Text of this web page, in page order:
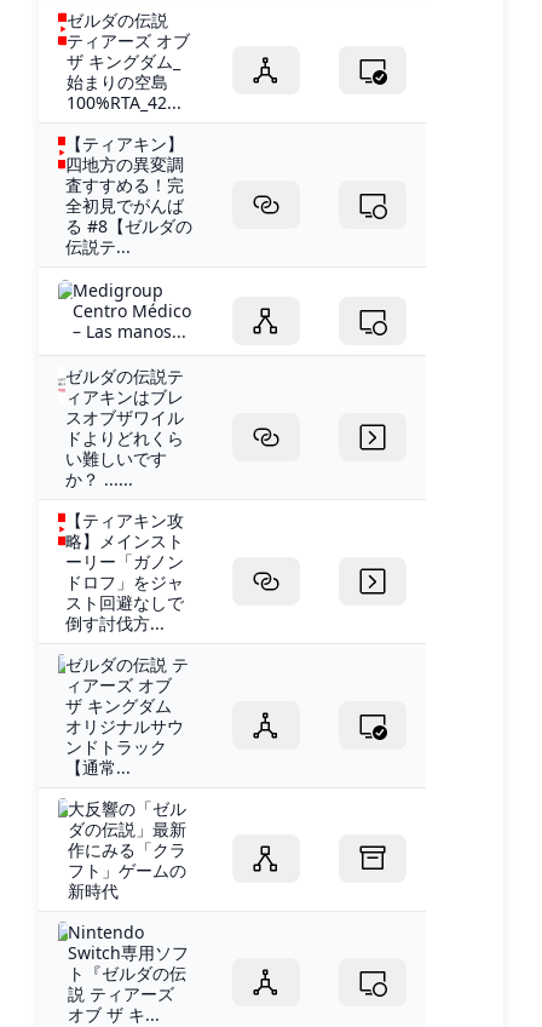
ゼルダの伝説
ティアーズ オブ
ザ キングダム_
始まりの空島
100%RTA_42...
【ティアキン】
四地方の異変調
査すすめる！完
全初見でがんば
る #8【ゼルダの
伝説テ...
Medigroup
Centro Médico
– Las manos...
ゼルダの伝説テ
ィアキンはブレ
スオブザワイル
ドよりどれくら
い難しいです
か？ ......
【ティアキン攻
略】メインスト
ーリー「ガノン
ドロフ」をジャ
スト回避なしで
倒す討伐方...
ゼルダの伝説 テ
ィアーズ オブ
ザ キングダム
オリジナルサウ
ンドトラック
【通常...
大反響の「ゼル
ダの伝説」最新
作にみる「クラ
フト」ゲームの
新時代
Nintendo
Switch専用ソフ
ト『ゼルダの伝
説 ティアーズ
オブ ザ キ...